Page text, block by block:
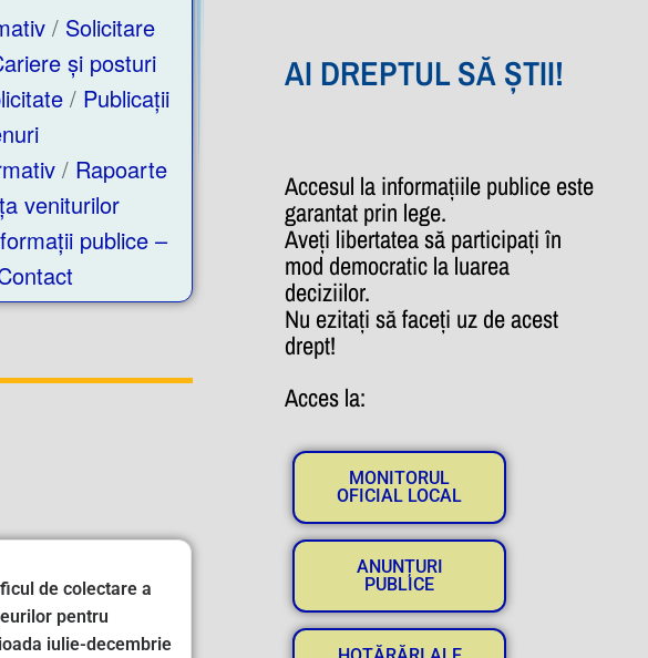
/ Solicitare
și posturi
/ Publicații
/ Rapoarte
veniturilor
publice –
de colectare a
pentru
iulie-decembrie
AI DREPTUL SĂ ȘTII!
Accesul la informațiile publice este
garantat prin lege.
Aveți libertatea să participați în
mod democratic la luarea
deciziilor.
Nu ezitați să faceți uz de acest
drept!
Acces la:
MONITORUL
OFICIAL LOCAL
ANUNȚURI
PUBLICE